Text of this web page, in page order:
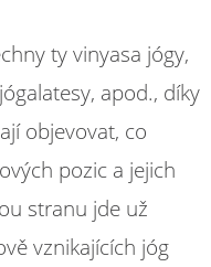
ty vinyasa jógy,
apod., díky
objevovat, co
pozic a jejich
stranu jde už
vznikajících jóg